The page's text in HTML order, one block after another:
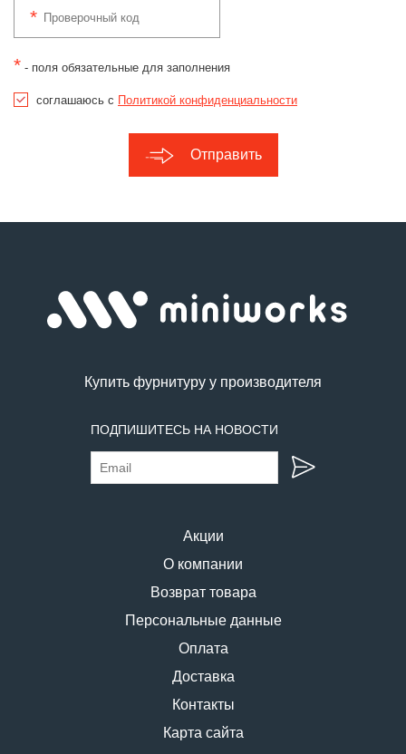
* - поля обязательные для заполнения
соглашаюсь с Политикой конфиденциальности
Отправить
Купить фурнитуру у производителя
ПОДПИШИТЕСЬ НА НОВОСТИ
Акции
О компании
Возврат товара
Персональные данные
Оплата
Доставка
Контакты
Карта сайта